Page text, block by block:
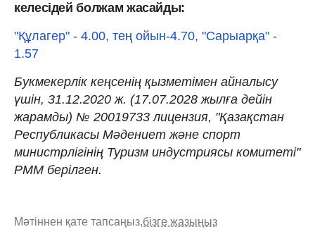
келесідей болжам жасайды:
"Құлагер" - 4.00, тең ойын-4.70, "Сарыарқа" -
1.57
Букмекерлік кеңсенің қызметімен айналысу
үшін, 31.12.2020 ж. (17.07.2028 жылға дейін
жарамды) № 20019733 лицензия, "Қазақстан
Республикасы Мәдениет және спорт
министрлігінің Туризм индустриясы комитеті"
РММ берілген.
Мәтіннен қате тапсаңыз,бізге жазыңыз